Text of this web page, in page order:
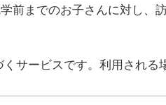
前までのお子さんに対し、
サービスです。利用される